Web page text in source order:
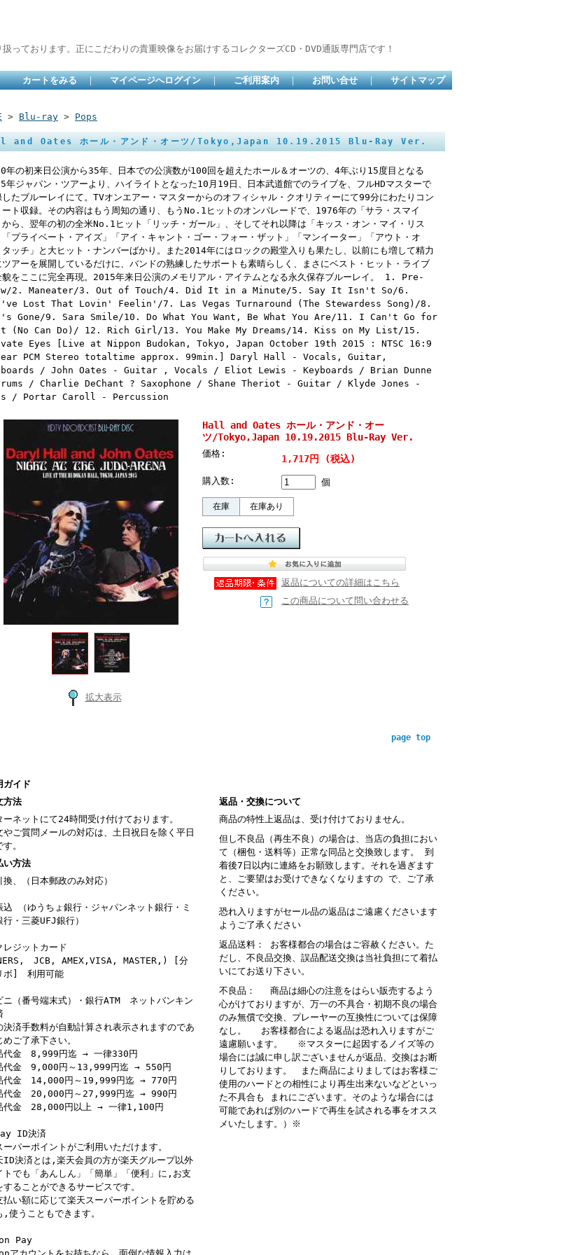
ております。正にこだわりの貴重映像をお届けするコレクターズCD・DVD通販専門店です！
カートをみる ｜ マイページへログイン ｜ ご利用案内 ｜ お問い合せ ｜ サイトマップ
> Blu-ray > Pops
and Oates ホール・アンド・オーツ/Tokyo,Japan 10.19.2015 Blu-Ray Ver.
年の初来日公演から35年、日本での公演数が100回を超えたホール＆オーツの、4年ぶり15度目となる
年ジャパン・ツアーより、ハイライトとなった10月19日、日本武道館でのライブを、フルHDマスターで
したブルーレイにて。TVオンエアー・マスターからのオフィシャル・クオリティーにて99分にわたりコン
ート収録。その内容はもう周知の通り、もうNo.1ヒットのオンパレードで、1976年の「サラ・スマイ
から、翌年の初の全米No.1ヒット「リッチ・ガール」、そしてそれ以降は「キッス・オン・マイ・リス
「プライベート・アイズ」「アイ・キャント・ゴー・フォー・ザット」「マンイーター」「アウト・オ
タッチ」と大ヒット・ナンバーばかり。また2014年にはロックの殿堂入りも果たし、以前にも増して精力
ツアーを展開しているだけに、バンドの熟練したサポートも素晴らしく、まさにベスト・ヒット・ライブ
貌をここに完全再現。2015年来日公演のメモリアル・アイテムとなる永久保存ブルーレイ。 1. Pre-
2. Maneater/3. Out of Touch/4. Did It in a Minute/5. Say It Isn't So/6.
Lost That Lovin' Feelin'/7. Las Vegas Turnaround (The Stewardess Song)/8.
Gone/9. Sara Smile/10. Do What You Want, Be What You Are/11. I Can't Go for
(No Can Do)/ 12. Rich Girl/13. You Make My Dreams/14. Kiss on My List/15.
Eyes [Live at Nippon Budokan, Tokyo, Japan October 19th 2015 : NTSC 16:9
PCM Stereo totaltime approx. 99min.] Daryl Hall - Vocals, Guitar,
/ John Oates - Guitar , Vocals / Eliot Lewis - Keyboards / Brian Dunne
/ Charlie DeChant ? Saxophone / Shane Theriot - Guitar / Klyde Jones -
/ Portar Caroll - Percussion
拡大表示
Hall and Oates ホール・アンド・オー
ツ/Tokyo,Japan 10.19.2015 Blu-Ray Ver.
価格: 1,717円 (税込)
購入数: 個
在庫 在庫あり
返品についての詳細はこちら
この商品について問い合わせる
page top
ガイド
方法
ーネットにて24時間受け付けております。
やご質問メールの対応は、土日祝日を除く平日
。
い方法
換、（日本郵政のみ対応）
込 （ゆうちょ銀行・ジャパンネット銀行・ミ
行・三菱UFJ銀行）
レジットカード
JCB, AMEX,VISA, MASTER,) [分
ボ] 利用可能
ニ（番号端末式）・銀行ATM ネットバンキン
決済手数料が自動計算され表示されますのであ
めご了承下さい。
代金 8,999円迄 → 一律330円
代金 9,000円～13,999円迄 → 550円
代金 14,000円～19,999円迄 → 770円
代金 20,000円～27,999円迄 → 990円
代金 28,000円以上 → 一律1,100円
ID決済
ーパーポイントがご利用いただけます。
ID決済とは,楽天会員の方が楽天グループ以外
トでも「あんしん」「簡単」「便利」に,お支
することができるサービスです。
払い額に応じて楽天スーパーポイントを貯める
,使うこともできます。
Pay
返品・交換について
商品の特性上返品は、受け付けておりません。
但し不良品（再生不良）の場合は、当店の負担におい
て（梱包・送料等）正常な同品と交換致します。 到
着後7日以内に連絡をお願致します。それを過ぎます
と、ご要望はお受けできなくなりますの で、ご了承
ください。
恐れ入りますがセール品の返品はご遠慮くださいます
ようご了承ください
返品送料： お客様都合の場合はご容赦ください。た
だし、不良品交換、誤品配送交換は当社負担にて着払
いにてお送り下さい。
不良品： 商品は細心の注意をはらい販売するよう
心がけておりますが、万一の不具合・初期不良の場合
のみ無償で交換、プレーヤーの互換性については保障
なし。 お客様都合による返品は恐れ入りますがご
遠慮願います。 ※マスターに起因するノイズ等の
場合には誠に申し訳ございませんが返品、交換はお断
りしております。 また商品によりましてはお客様ご
使用のハードとの相性により再生出来ないなどといっ
た不具合も まれにございます。そのような場合には
可能であれば別のハードで再生を試される事をオスス
メいたします。）※